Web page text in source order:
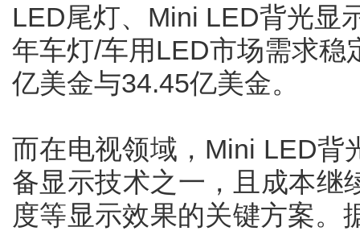
LED尾灯、Mini LED背光显
年车灯/车用LED市场需求稳
亿美金与34.45亿美金。
而在电视领域，Mini LED背
备显示技术之一，且成本继
度等显示效果的关键方案。